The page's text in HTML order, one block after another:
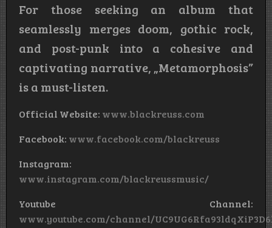
For those seeking an album that
seamlessly merges doom, gothic rock,
and post-punk into a cohesive and
captivating narrative, „Metamorphosis”
is a must-listen.
Official Website: www.blackreuss.com
Facebook: www.facebook.com/blackreuss
Instagram:
www.instagram.com/blackreussmusic/
Youtube Channel:
www.youtube.com/channel/